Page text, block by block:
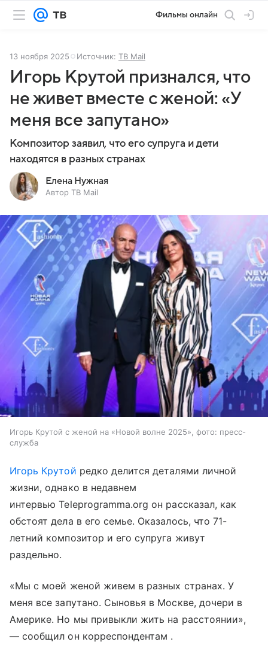
Фильмы онлайн
13 ноября 2025 Источник: ТВ Mail
Игорь Крутой признался, что
не живет вместе с женой: «У
меня все запутано»
Композитор заявил, что его супруга и дети
находятся в разных странах
Елена Нужная
Автор ТВ Mail
Игорь Крутой с женой на «Новой волне 2025», фото: пресс-
служба
Игорь Крутой редко делится деталями личной
жизни, однако в недавнем
интервью Teleprogramma.org он рассказал, как
обстоят дела в его семье. Оказалось, что 71-
летний композитор и его супруга живут
раздельно.
«Мы с моей женой живем в разных странах. У
меня все запутано. Сыновья в Москве, дочери в
Америке. Но мы привыкли жить на расстоянии»,
— сообщил он корреспондентам .